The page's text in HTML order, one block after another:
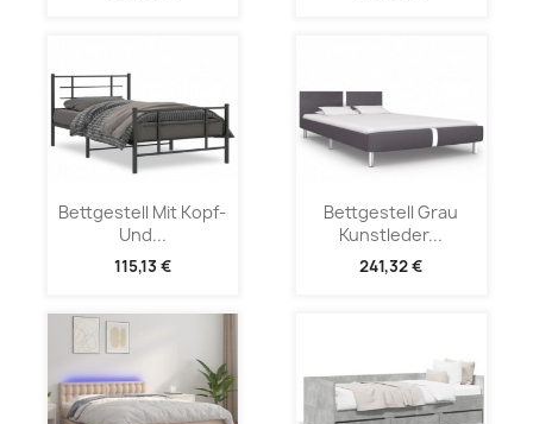
Bettgestell Mit Kopf-
Und...
115,13 €
Bettgestell Grau
Kunstleder...
241,32 €